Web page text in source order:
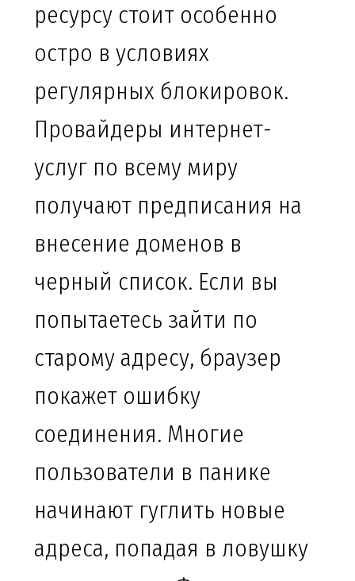
ресурсу стоит особенно
остро в условиях
регулярных блокировок.
Провайдеры интернет-
услуг по всему миру
получают предписания на
внесение доменов в
черный список. Если вы
попытаетесь зайти по
старому адресу, браузер
покажет ошибку
соединения. Многие
пользователи в панике
начинают гуглить новые
адреса, попадая в ловушку